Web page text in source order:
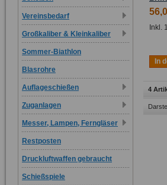
Inkl.
In
4
Vereinsbedarf
Großkaliber & Kleinkaliber
Sommer-Biathlon
Blasrohre
Auflageschießen
Zuganlagen
Messer, Lampen, Ferngläser
Restposten
Druckluftwaffen gebraucht
Schießspiele